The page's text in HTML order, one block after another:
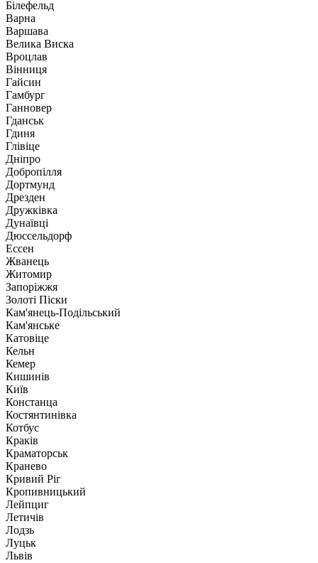
Білефельд
Варна
Варшава
Велика Виска
Вроцлав
Вінниця
Гайсин
Гамбург
Ганновер
Гданськ
Гдиня
Глівіце
Дніпро
Добропілля
Дортмунд
Дрезден
Дружківка
Дунаївці
Дюссельдорф
Ессен
Жванець
Житомир
Запоріжжя
Золоті Піски
Кам'янець-Подільський
Кам'янське
Катовіце
Кельн
Кемер
Кишинів
Київ
Констанца
Костянтинівка
Котбус
Краків
Краматорськ
Кранево
Кривий Ріг
Кропивницький
Лейпциг
Летичів
Лодзь
Луцьк
Львів